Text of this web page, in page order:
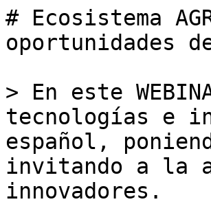
# Ecosistema
oportunidades
> En este
tecnologías e
español,
invitando a la
innovadores.